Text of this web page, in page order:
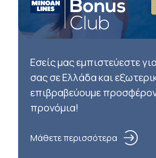
Εσείς μας εμπιστεύεστε
σας σε Ελλάδα και
επιβραβεύουμε
προνόμια!
Μάθετε περισσότερα